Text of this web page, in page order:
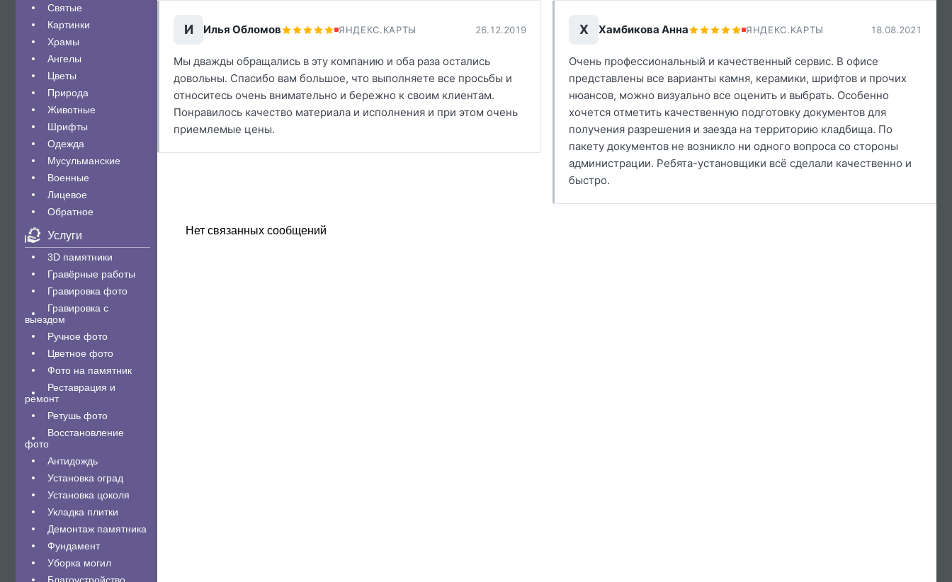
Святые
Картинки
Храмы
Ангелы
Цветы
Природа
Животные
Шрифты
Одежда
Мусульманские
Военные
Лицевое
Обратное
Услуги
3D памятники
Гравëрные работы
Гравировка фото
Гравировка с
выездом
Ручное фото
Цветное фото
Фото на памятник
Реставрация и
ремонт
Ретушь фото
Восстановление
фото
Антидождь
Установка оград
Установка цоколя
Укладка плитки
Демонтаж памятника
Фундамент
Уборка могил
И Илья Обломов ЯНДЕКС.КАРТЫ 26.12.2019
Мы дважды обращались в эту компанию и оба раза остались
довольны. Спасибо вам большое, что выполняете все просьбы и
относитесь очень внимательно и бережно к своим клиентам.
Понравилось качество материала и исполнения и при этом очень
приемлемые цены.
Х Хамбикова Анна ЯНДЕКС.КАРТЫ 18.08.2021
Очень профессиональный и качественный сервис. В офисе
представлены все варианты камня, керамики, шрифтов и прочих
нюансов, можно визуально все оценить и выбрать. Особенно
хочется отметить качественную подготовку документов для
получения разрешения и заезда на территорию кладбища. По
пакету документов не возникло ни одного вопроса со стороны
администрации. Ребята-установщики всё сделали качественно и
быстро.
Нет связанных сообщений